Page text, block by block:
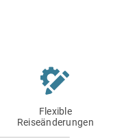
Flexible
Reiseänderungen